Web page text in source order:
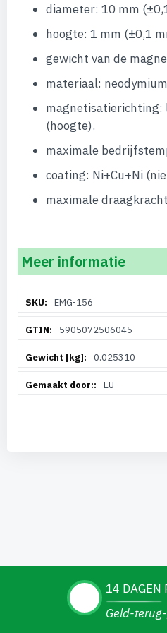
diameter: 10 mm
hoogte: 1 mm (±0,1
gewicht van de
materiaal:
magnetisatierichting:
(hoogte).
maximale
coating: Ni+Cu+Ni
maximale
Meer informatie
informatieEMG-156
5905072506045
0.025310
EU
14 DAGEN
Geld-